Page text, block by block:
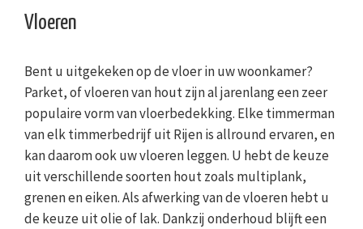
Vloeren
Bent u uitgekeken op de vloer in uw woonkamer?
Parket, of vloeren van hout zijn al jarenlang een zeer
populaire vorm van vloerbedekking. Elke timmerman
van elk timmerbedrijf uit Rijen is allround ervaren, en
kan daarom ook uw vloeren leggen. U hebt de keuze
uit verschillende soorten hout zoals multiplank,
grenen en eiken. Als afwerking van de vloeren hebt u
de keuze uit olie of lak. Dankzij onderhoud blijft een